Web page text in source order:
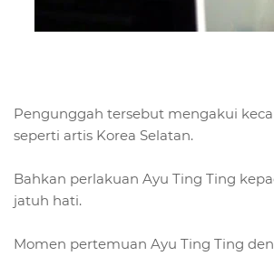
Pengunggah tersebut mengakui
seperti artis Korea Selatan.
Bahkan perlakuan Ayu Ting Ting
jatuh hati.
Momen pertemuan Ayu Ting Ting